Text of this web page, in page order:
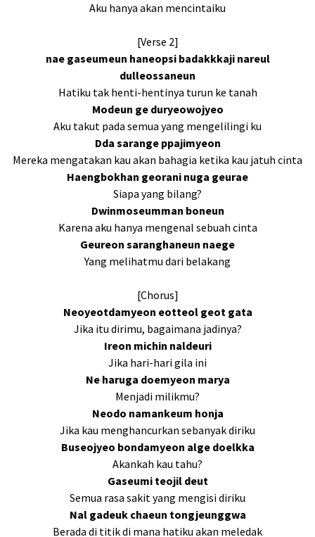
Aku hanya akan mencintaiku
[Verse 2]
nae gaseumeun haneopsi badakkkaji nareul
dulleossaneun
Hatiku tak henti-hentinya turun ke tanah
Modeun ge duryeowojyeo
Aku takut pada semua yang mengelilingi ku
Dda sarange ppajimyeon
Mereka mengatakan kau akan bahagia ketika kau jatuh cinta
Haengbokhan georani nuga geurae
Siapa yang bilang?
Dwinmoseumman boneun
Karena aku hanya mengenal sebuah cinta
Geureon saranghaneun naege
Yang melihatmu dari belakang
[Chorus]
Neoyeotdamyeon eotteol geot gata
Jika itu dirimu, bagaimana jadinya?
Ireon michin naldeuri
Jika hari-hari gila ini
Ne haruga doemyeon marya
Menjadi milikmu?
Neodo namankeum honja
Jika kau menghancurkan sebanyak diriku
Buseojyeo bondamyeon alge doelkka
Akankah kau tahu?
Gaseumi teojil deut
Semua rasa sakit yang mengisi diriku
Nal gadeuk chaeun tongjeunggwa
Berada di titik di mana hatiku akan meledak